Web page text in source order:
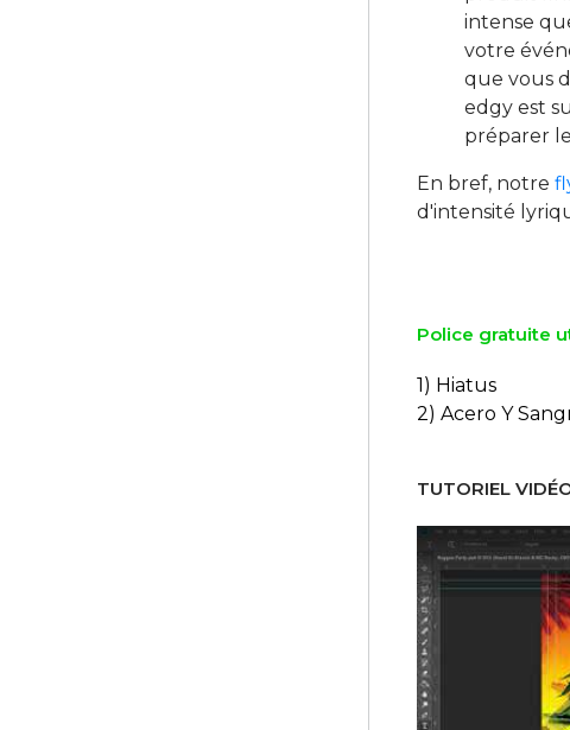
intense
votre
que vous
edgy est
préparer
En bref, notre
d'intensité
Police gratuite
1) Hiatus
2) Acero Y
TUTORIEL